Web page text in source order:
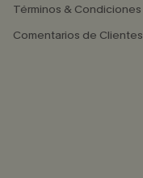
Términos & Condiciones
Comentarios de Clientes